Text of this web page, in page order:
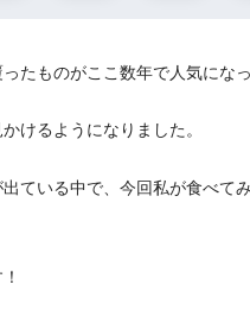
たものがここ数年で人気にな
けるようになりました。
ている中で、今回私が食べて